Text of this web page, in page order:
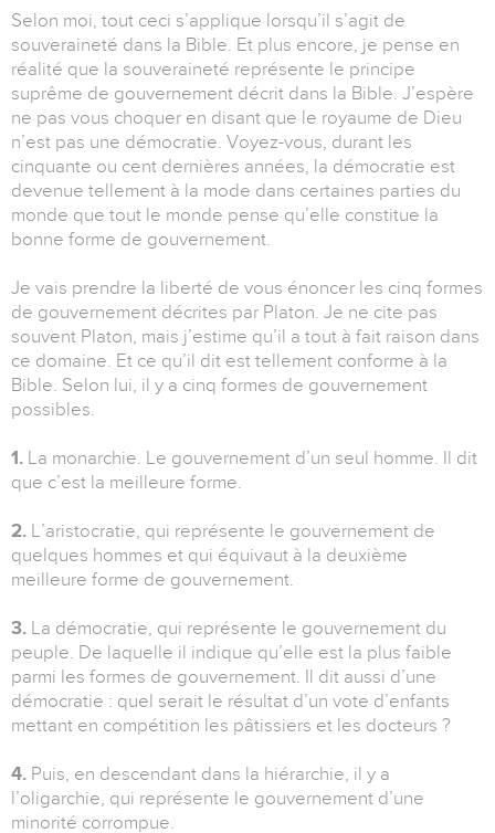
Selon moi, tout ceci s’applique lorsqu’il s’agit de
souveraineté dans la Bible. Et plus encore, je pense en
réalité que la souveraineté représente le principe
suprême de gouvernement décrit dans la Bible. J’espère
ne pas vous choquer en disant que le royaume de Dieu
n’est pas une démocratie. Voyez-vous, durant les
cinquante ou cent dernières années, la démocratie est
devenue tellement à la mode dans certaines parties du
monde que tout le monde pense qu’elle constitue la
bonne forme de gouvernement.
Je vais prendre la liberté de vous énoncer les cinq formes
de gouvernement décrites par Platon. Je ne cite pas
souvent Platon, mais j’estime qu’il a tout à fait raison dans
ce domaine. Et ce qu’il dit est tellement conforme à la
Bible. Selon lui, il y a cinq formes de gouvernement
possibles.
1. La monarchie. Le gouvernement d’un seul homme. Il dit
que c’est la meilleure forme.
2. L’aristocratie, qui représente le gouvernement de
quelques hommes et qui équivaut à la deuxième
meilleure forme de gouvernement.
3. La démocratie, qui représente le gouvernement du
peuple. De laquelle il indique qu’elle est la plus faible
parmi les formes de gouvernement. Il dit aussi d’une
démocratie : quel serait le résultat d’un vote d’enfants
mettant en compétition les pâtissiers et les docteurs ?
4. Puis, en descendant dans la hiérarchie, il y a
l’oligarchie, qui représente le gouvernement d’une
minorité corrompue.